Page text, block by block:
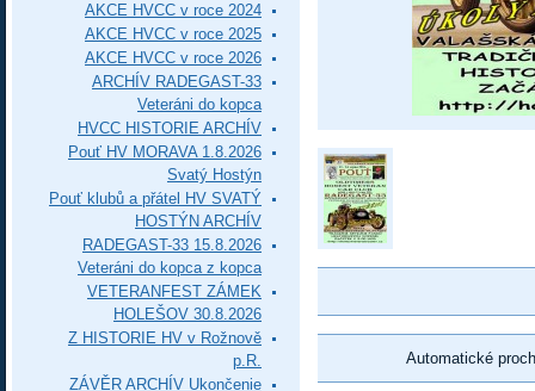
Automatické
AKCE HVCC v roce 2024
AKCE HVCC v roce 2025
AKCE HVCC v roce 2026
ARCHÍV RADEGAST-33
Veteráni do kopca
HVCC HISTORIE ARCHÍV
Pouť HV MORAVA 1.8.2026
Svatý Hostýn
Pouť klubů a přátel HV SVATÝ
HOSTÝN ARCHÍV
RADEGAST-33 15.8.2026
Veteráni do kopca z kopca
VETERANFEST ZÁMEK
HOLEŠOV 30.8.2026
Z HISTORIE HV v Rožnově
p.R.
ZÁVĚR ARCHÍV Ukončenie